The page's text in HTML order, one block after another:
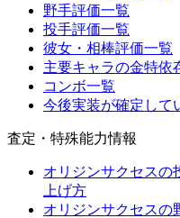
野手評価一覧
投手評価一覧
彼女・相棒評価一覧
主要キャラの金特依
コンボ一覧
今後実装が確定して
査定・特殊能力情報
オリジンサクセスの
上げ方
オリジンサクセスの